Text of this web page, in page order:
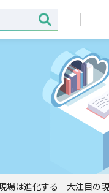
現場は進化する 大注目の